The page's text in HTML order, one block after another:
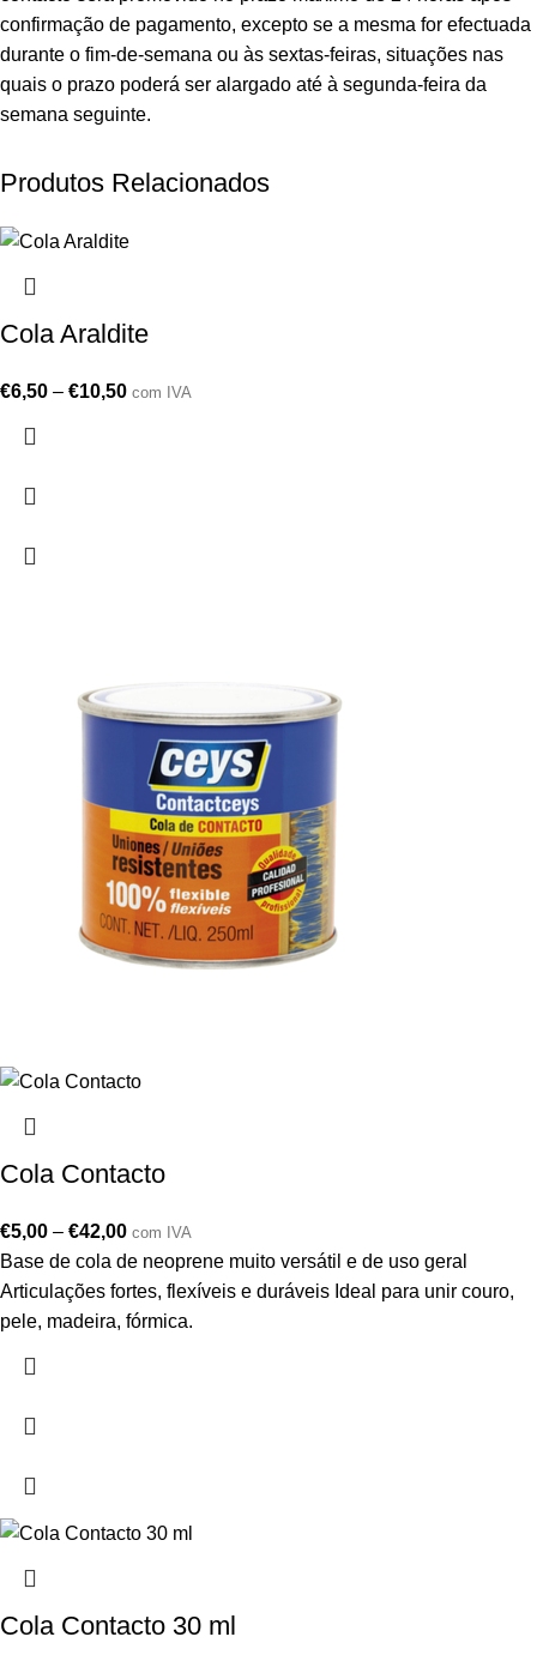
confirmação de pagamento, excepto se a mesma for efectuada
durante o fim-de-semana ou às sextas-feiras, situações nas
quais o prazo poderá ser alargado até à segunda-feira da
semana seguinte.
Produtos Relacionados
Cola Araldite
€6,50 – €10,50 com IVA
Cola Contacto
€5,00 – €42,00 com IVA
Base de cola de neoprene muito versátil e de uso geral
Articulações fortes, flexíveis e duráveis Ideal para unir couro,
pele, madeira, fórmica.
Cola Contacto 30 ml